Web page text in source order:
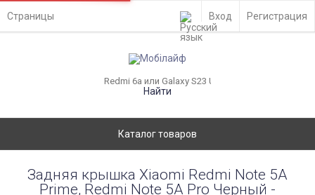
Страницы Вход Регистрация
Найти
Каталог товаров
Задняя крышка Xiaomi Redmi Note 5A
Prime, Redmi Note 5A Pro Черный -